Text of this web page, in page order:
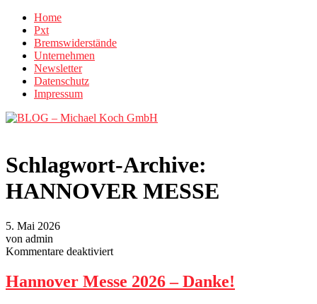
Home
Pxt
Bremswiderstände
Unternehmen
Newsletter
Datenschutz
Impressum
Schlagwort-Archive:
HANNOVER MESSE
5. Mai 2026
von admin
Kommentare deaktiviertfür
Messe
2026
Hannover Messe 2026 – Danke!